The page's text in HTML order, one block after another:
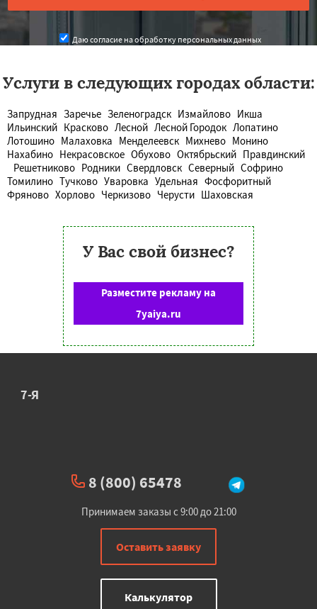
Даю согласие на обработку персональных данных
Услуги в следующих городах области:
Запрудная Заречье Зеленоградск Измайлово Икша
Ильинский Красково Лесной Лесной Городок Лопатино
Лотошино Малаховка Менделеевск Михнево Монино
Нахабино Некрасовское Обухово Октябрьский Правдинский
Решетниково Родники Свердловск Северный Софрино
Томилино Тучково Уваровка Удельная Фосфоритный
Фряново Хорлово Черкизово Черусти Шаховская
У Вас свой бизнес?
Разместите рекламу на
7yaiya.ru
7-Я
8 (800) 65478
Принимаем заказы с 9:00 до 21:00
Оставить заявку
Калькулятор